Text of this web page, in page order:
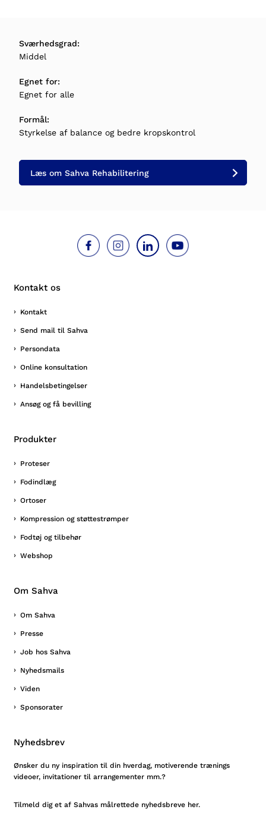
Sværhedsgrad:
Middel
Egnet for:
Egnet for alle
Formål:
Styrkelse af balance og bedre kropskontrol
Læs om Sahva Rehabilitering
Kontakt os
Kontakt
Send mail til Sahva
Persondata
Online konsultation
Handelsbetingelser
Ansøg og få bevilling
Produkter
Proteser
Fodindlæg
Ortoser
Kompression og støttestrømper
Fodtøj og tilbehør
Webshop
Om Sahva
Om Sahva
Presse
Job hos Sahva
Nyhedsmails
Viden
Sponsorater
Nyhedsbrev
Ønsker du ny inspiration til din hverdag, motiverende trænings
videoer, invitationer til arrangementer mm.?
Tilmeld dig et af Sahvas målrettede nyhedsbreve her.